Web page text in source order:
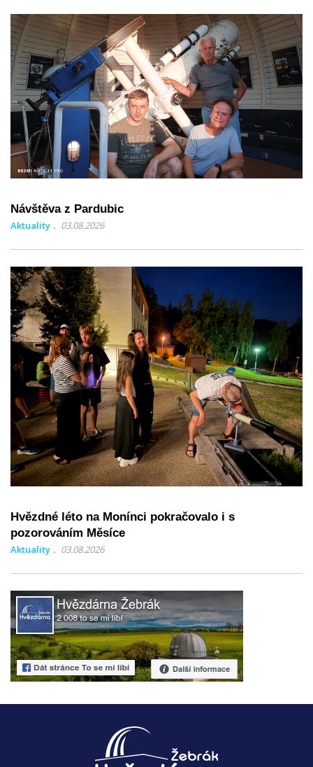
Návštěva z Pardubic
Aktuality 03.08.2026
Hvězdné léto na Monínci pokračovalo i s
pozorováním Měsíce
Aktuality 03.08.2026